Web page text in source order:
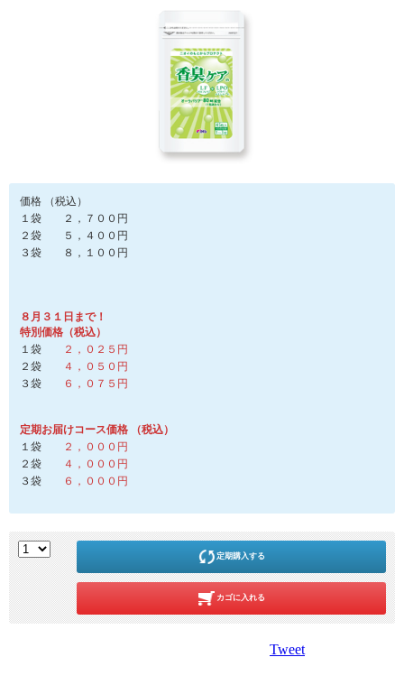
価格 （税込）
１袋 ２，７００円
２袋 ５，４００円
３袋 ８，１００円
８月３１日まで！
特別価格（税込）
１袋
２，０２５円
２袋
４，０５０円
３袋
６，０７５円
定期お届けコース価格 （税込）
１袋
２，０００円
２袋
４，０００円
３袋
６，０００円
定期購入する
カゴに入れる
Tweet